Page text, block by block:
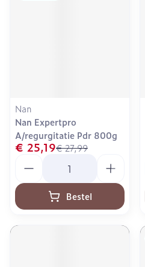
Nan
Nan Expertpro
A/regurgitatie Pdr 800g
€ 27,99
€ 25,19
Bestel